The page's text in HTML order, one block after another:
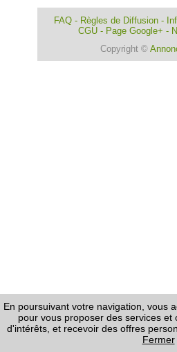
FAQ - Règles de Diffusion -
CGU- Page Google+ -
Copyright ©
En poursuivant votre navigation, vous
pour vous proposer des services et
d'intérêts, et recevoir des offres
Fermer